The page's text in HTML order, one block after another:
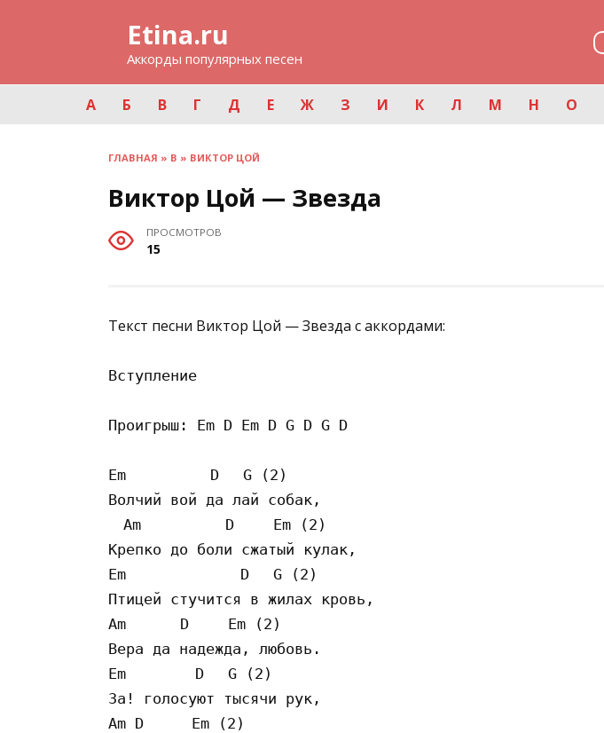
Etina.ru
Аккорды популярных песен
А Б В Г Д Е Ж З И К Л М Н О
ГЛАВНАЯ » В » ВИКТОР ЦОЙ
Виктор Цой — Звезда
ПРОСМОТРОВ
15
Текст песни Виктор Цой — Звезда с аккордами:
Вступление
Проигрыш: Em D Em D G D G D
Em 　　　　　D 　G (2)
Волчий вой да лай собак,
Am 　　　　　D 　　Em (2)
Крепко до боли сжатый кулак,
Em 　　　　　　　D 　G (2)
Птицей стучится в жилах кровь,
Am 　　　D 　　Em (2)
Вера да надежда, любовь.
Em 　　　　D 　G (2)
За! голосуют тысячи рук,
Am D 　 　Em (2)